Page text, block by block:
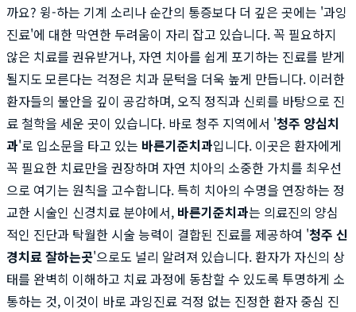
까요? 윙-하는 기계 소리나 순간의 통증보다 더 깊은 곳에는 '과잉
진료'에 대한 막연한 두려움이 자리 잡고 있습니다. 꼭 필요하지
않은 치료를 권유받거나, 자연 치아를 쉽게 포기하는 진료를 받게
될지도 모른다는 걱정은 치과 문턱을 더욱 높게 만듭니다. 이러한
환자들의 불안을 깊이 공감하며, 오직 정직과 신뢰를 바탕으로 진
료 철학을 세운 곳이 있습니다. 바로 청주 지역에서 '청주 양심치
과'로 입소문을 타고 있는 바른기준치과입니다. 이곳은 환자에게
꼭 필요한 치료만을 권장하며 자연 치아의 소중한 가치를 최우선
으로 여기는 원칙을 고수합니다. 특히 치아의 수명을 연장하는 정
교한 시술인 신경치료 분야에서, 바른기준치과는 의료진의 양심
적인 진단과 탁월한 시술 능력이 결합된 진료를 제공하여 '청주 신
경치료 잘하는곳'으로도 널리 알려져 있습니다. 환자가 자신의 상
태를 완벽히 이해하고 치료 과정에 동참할 수 있도록 투명하게 소
통하는 것, 이것이 바로 과잉진료 걱정 없는 진정한 환자 중심 진